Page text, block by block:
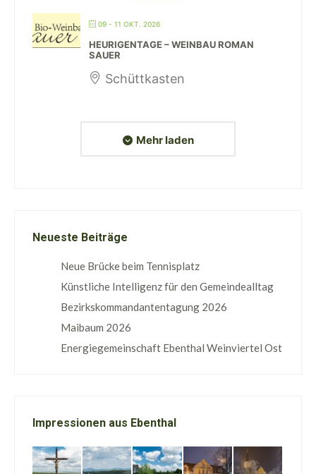
09 - 11 OKT. 2026
HEURIGENTAGE – WEINBAU ROMAN
SAUER
Schüttkasten
Mehr laden
Neueste Beiträge
Neue Brücke beim Tennisplatz
Künstliche Intelligenz für den Gemeindealltag
Bezirkskommandantentagung 2026
Maibaum 2026
Energiegemeinschaft Ebenthal Weinviertel Ost
Impressionen aus Ebenthal